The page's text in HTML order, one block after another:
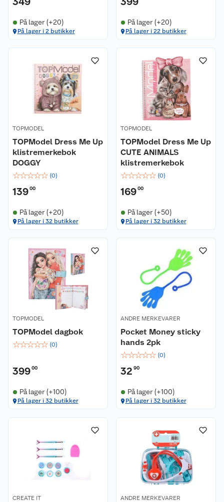
På lager (+20)
På lager i 2 butikker
På lager (+20)
På lager i 22 butikker
TOPMODEL
TOPModel Dress Me Up
klistremerkebok
DOGGY
☆☆☆☆☆ (0)
13900
På lager (+20)
På lager i 32 butikker
TOPMODEL
TOPModel Dress Me Up
CUTE ANIMALS
klistremerkebok
☆☆☆☆☆ (0)
16900
På lager (+50)
På lager i 32 butikker
TOPMODEL
TOPModel dagbok
☆☆☆☆☆ (0)
39900
På lager (+100)
På lager i 32 butikker
ANDRE MERKEVARER
Pocket Money sticky
hands 2pk
☆☆☆☆☆ (0)
32 90
På lager (+100)
På lager i 32 butikker
CREATE IT ANDRE MERKEVARER